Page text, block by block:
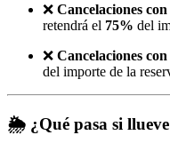
❌ Cancelaciones
retendrá el 75% del
❌ Cancelaciones
del importe de la
🌦️ ¿Qué pasa si